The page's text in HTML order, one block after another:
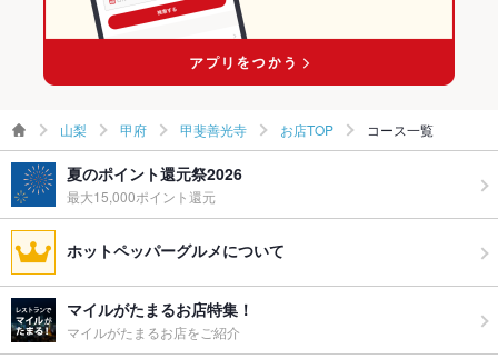
山梨 甲府 甲斐善光寺 お店TOP コース一覧
夏のポイント還元祭2026
最大15,000ポイント還元
ホットペッパーグルメについて
マイルがたまるお店特集！
マイルがたまるお店をご紹介